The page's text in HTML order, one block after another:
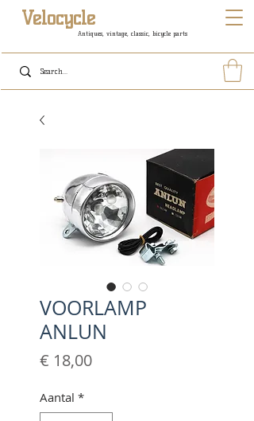
Antiques, vintage, classic, bicycle parts
Velocycle
VOORLAMP
ANLUN
€ 18,00Prijs
Aantal *